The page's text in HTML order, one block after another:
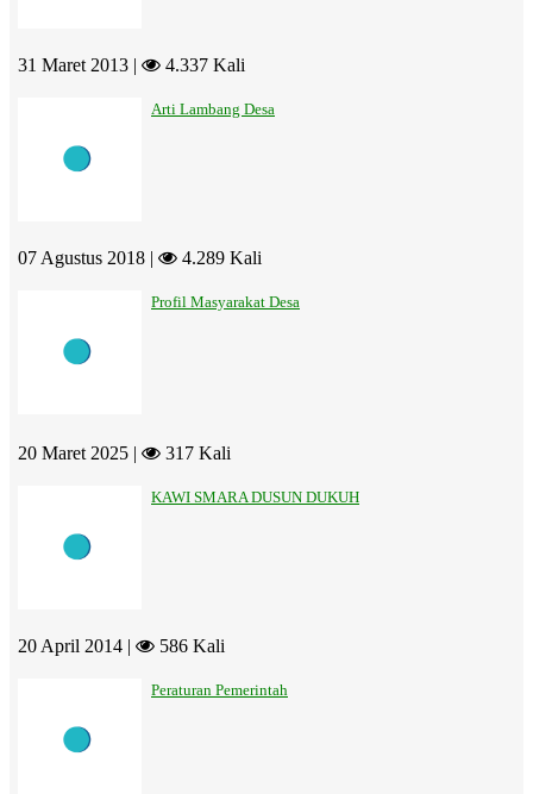
31 Maret 2013 | 4.337 Kali
Arti Lambang Desa
07 Agustus 2018 | 4.289 Kali
Profil Masyarakat Desa
20 Maret 2025 | 317 Kali
KAWI SMARA DUSUN DUKUH
20 April 2014 | 586 Kali
Peraturan Pemerintah